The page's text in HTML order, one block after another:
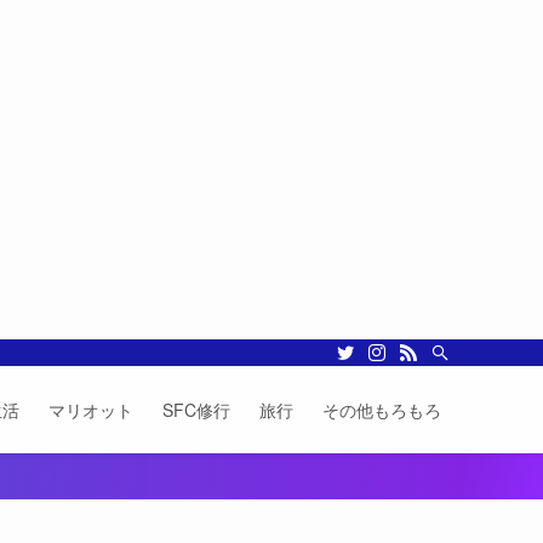
マリオット SFC修行 旅行 その他もろもろ